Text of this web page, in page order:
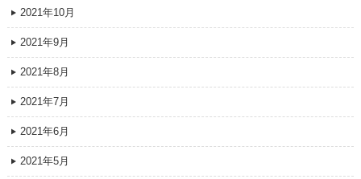
2021年10月
2021年9月
2021年8月
2021年7月
2021年6月
2021年5月